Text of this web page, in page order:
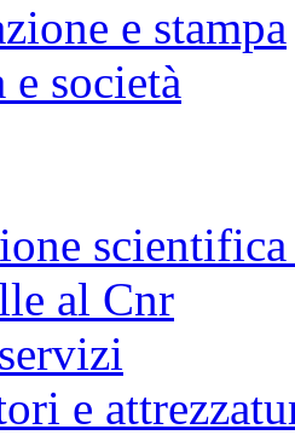
e stampa
e società
al Cnr
e